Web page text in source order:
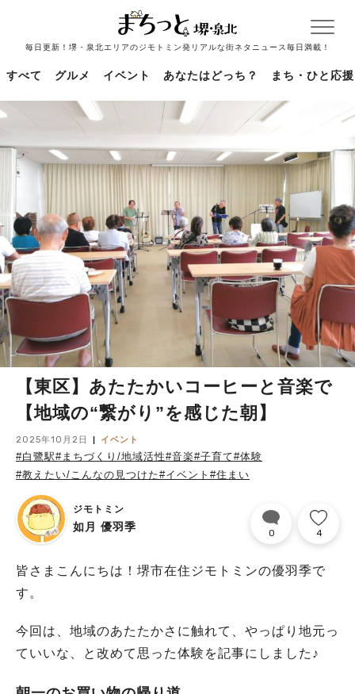
毎日更新！堺・泉北エリアのジモトミン発リアルな街ネタニュース毎日満載！
すべて グルメ イベント あなたはどっち？ まち・ひと応援
【東区】あたたかいコーヒーと音楽で
【地域の“繋がり”を感じた朝】
2025年10月2日 イベント
#白鷺駅#まちづくり/地域活性#音楽#子育て#体験
#教えたい/こんなの見つけた#イベント #住まい
ジモトミン
如月 優羽季 0 4
皆さまこんにちは！堺市在住ジモトミンの優羽季で
す。
今回は、地域のあたたかさに触れて、やっぱり地元っ
ていいな、と改めて思った体験を記事にしました♪